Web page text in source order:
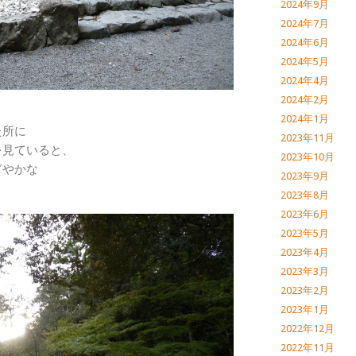
に
ていると、
かな
2024年9月
2024年7月
2024年6月
2024年5月
2024年4月
2024年2月
2024年1月
2023年11月
2023年10月
2023年9月
2023年8月
2023年6月
2023年5月
2023年4月
2023年3月
2023年2月
2023年1月
2022年12月
2022年11月